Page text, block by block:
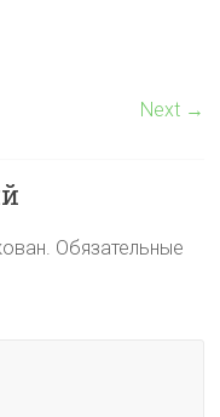
Next →
Обязательные